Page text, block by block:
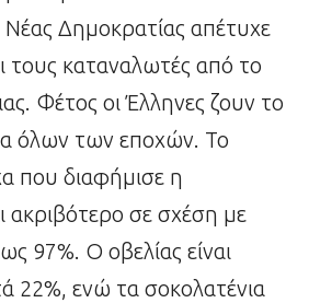
Δημοκρατίας απέτυχε
τους καταναλωτές από το
Φέτος οι Έλληνες ζουν το
όλων των εποχών. Το
που διαφήμισε η
ακριβότερο σε σχέση με
97%. Ο οβελίας είναι
22%, ενώ τα σοκολατένια